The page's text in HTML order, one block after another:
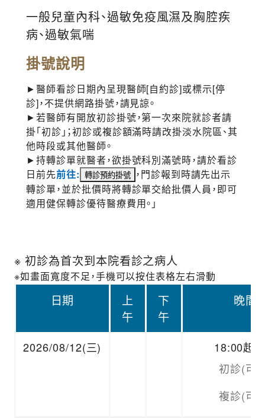
一般兒童內科、過敏免疫風濕及胸腔疾
病、過敏氣喘
掛號說明
►醫師看診日期內呈現醫師[自約診]或標示[停
診]，不提供網路掛號，請見諒。
►若醫師有開放初診掛號，第一次來院就診者請
掛「初診」；初診或複診額滿時請改掛淡水院區、其
他時段或其他醫師。
►持轉診單就醫者，欲掛號科別滿號時，請於看診
日前先前往:
，門診報到時請先出示
轉診單，並於批價時將轉診單交給批價人員，即可
適用健保轉診優待醫療費用。」
※ 初診為首次到本院看診之病人
※如畫面寬度不足，手機可以按住表格左右滑動
日期
上
午
下
午
晚間
2026/08/12(三)
18:00起
初診(可
複診(可